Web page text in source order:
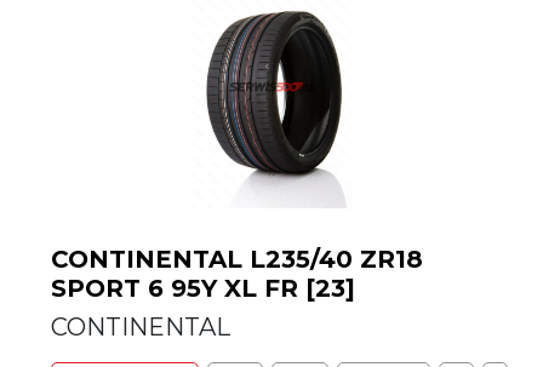
CONTINENTAL L235/40 ZR18
SPORT 6 95Y XL FR [23]
CONTINENTAL